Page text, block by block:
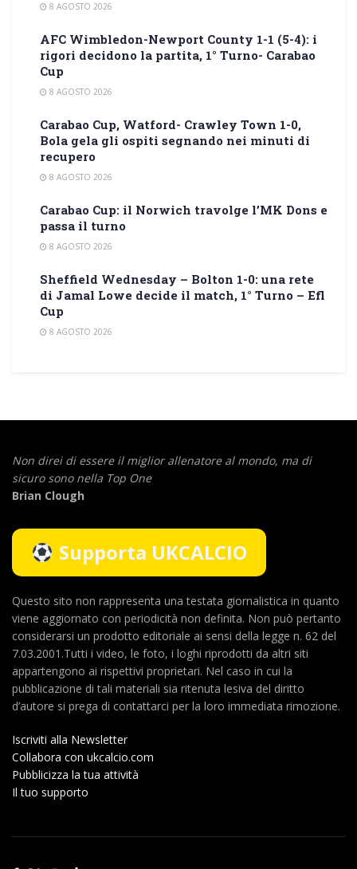
8 AGOSTO 2026
AFC Wimbledon-Newport County 1-1 (5-4): i
rigori decidono la partita, 1° Turno- Carabao
Cup
8 AGOSTO 2026
Carabao Cup, Watford- Crawley Town 1-0,
Bola gela gli ospiti segnando nei minuti di
recupero
8 AGOSTO 2026
Carabao Cup: il Norwich travolge l’MK Dons e
passa il turno
8 AGOSTO 2026
Sheffield Wednesday – Bolton 1-0: una rete
di Jamal Lowe decide il match, 1° Turno – Efl
Cup
8 AGOSTO 2026
Non direi di essere il miglior allenatore al mondo, ma di
sicuro sono nella Top One
Brian Clough
Supporta UKCALCIO
Questo sito non rappresenta una testata giornalistica in quanto
viene aggiornato con periodicità non definita. Non può pertanto
considerarsi un prodotto editoriale ai sensi della legge n. 62 del
7.03.2001.Tutti i video, le foto, i loghi riprodotti da altri siti
appartengono ai rispettivi proprietari. Nel caso in cui la
pubblicazione di tali materiali sia ritenuta lesiva del diritto
d’autore si prega di contattarci per la loro immediata rimozione.
Iscriviti alla Newsletter
Collabora con ukcalcio.com
Pubblicizza la tua attività
Il tuo supporto